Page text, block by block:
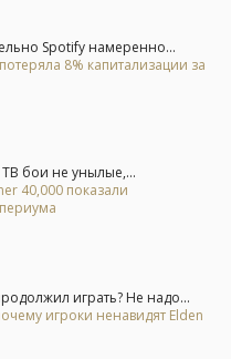
Spotify намеренно...
8% капитализации за
бои не унылые,...
40,000 показали
играть? Не надо...
игроки ненавидят Elden